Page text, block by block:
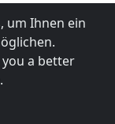
um Ihnen ein
a better